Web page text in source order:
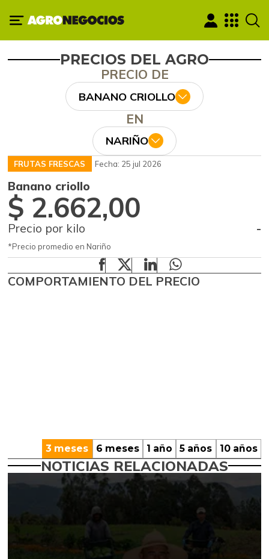
PRECIOS DEL AGRO
PRECIO DE
BANANO CRIOLLO
EN
NARIÑO
FRUTAS FRESCAS Fecha: 25 jul 2026
Banano criollo
$ 2.662,00
Precio por kilo -
*Precio promedio en Nariño
COMPORTAMIENTO DEL PRECIO
3 meses 6 meses 1 año 5 años 10 años
NOTICIAS RELACIONADAS